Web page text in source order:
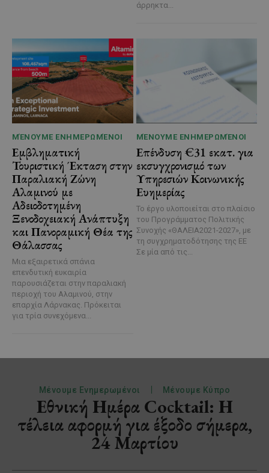
άρρηκτα...
ΜΈΝΟΥΜΕ ΕΝΗΜΕΡΩΜΈΝΟΙ
Εμβληματική
Τουριστική Έκταση στην
Παραλιακή Ζώνη
Αλαμινού με
Αδειοδοτημένη
Ξενοδοχειακή Ανάπτυξη
και Πανοραμική Θέα της
Θάλασσας
Μια εξαιρετικά σπάνια
επενδυτική ευκαιρία
παρουσιάζεται στην παραλιακή
περιοχή του Αλαμινού, στην
επαρχία Λάρνακας. Πρόκειται
για τρία συνεχόμενα...
ΜΈΝΟΥΜΕ ΕΝΗΜΕΡΩΜΈΝΟΙ
Επένδυση €31 εκατ. για
εκσυγχρονισμό των
Υπηρεσιών Κοινωνικής
Ευημερίας
Το έργο υλοποιείται στο πλαίσιο
του Προγράμματος Πολιτικής
Συνοχής «ΘΑΛΕΙΑ2021-2027», με
τη συγχρηματοδότησης της ΕΕ
Σε μία από τις...